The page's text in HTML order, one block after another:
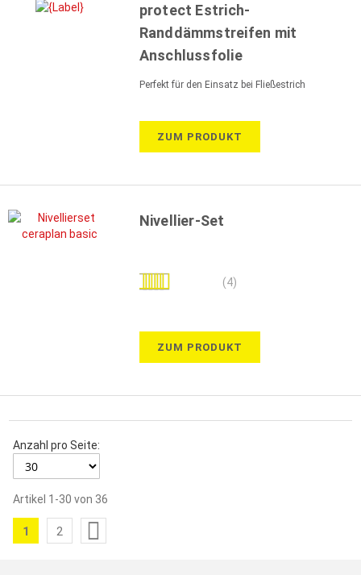
protect Estrich-
Randdämmstreifen mit
Anschlussfolie
Perfekt für den Einsatz bei Fließestrich
ZUM PRODUKT
Nivellier-Set
Bewertung: (4)
ZUM PRODUKT
Anzahl pro Seite:
Artikel 1 -30 von 36
Sie
1 Seite
2